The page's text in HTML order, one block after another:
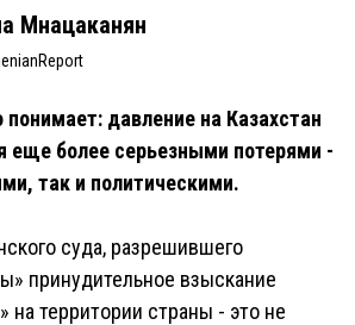
Мнацаканян
давление на Казахстан
еще более серьезными потерями -
так и политическими.
суда, разрешившего
принудительное взыскание
на территории страны - это не